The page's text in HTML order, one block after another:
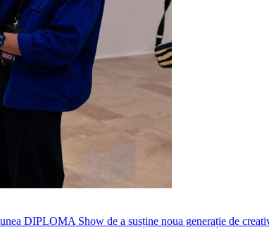
DIPLOMA Show de a susține noua generație de